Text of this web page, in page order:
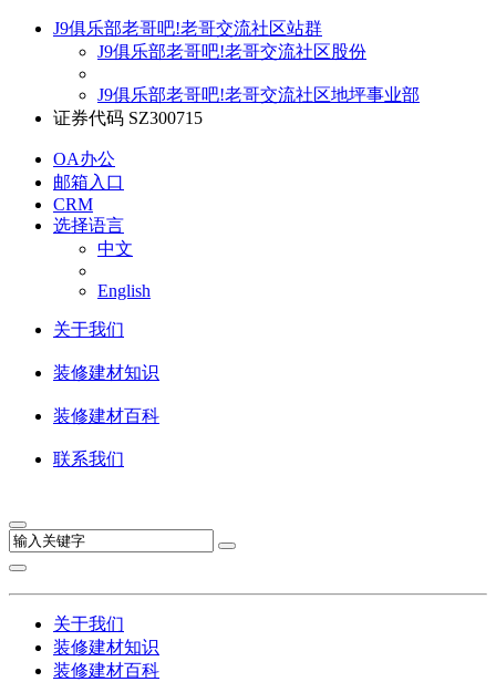
J9俱乐部老哥吧!老哥交流社区站群
J9俱乐部老哥吧!老哥交流社区股份
J9俱乐部老哥吧!老哥交流社区地坪事业部
证券代码 SZ300715
OA办公
邮箱入口
CRM
选择语言
中文
English
关于我们
装修建材知识
装修建材百科
联系我们
关于我们
装修建材知识
装修建材百科